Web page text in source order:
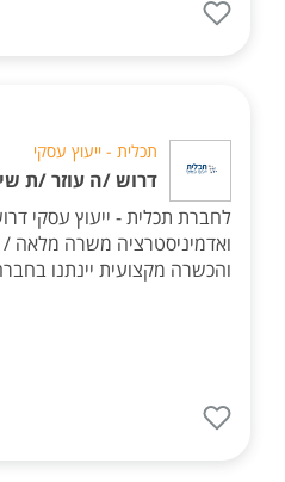
תכלית - ייעוץ עסקי
דרוש /ה עוזר /ת
לחברת תכלית - ייעוץ עסקי
ואדמיניסטרציה משרה מלאה /
והכשרה מקצועית יינתנו